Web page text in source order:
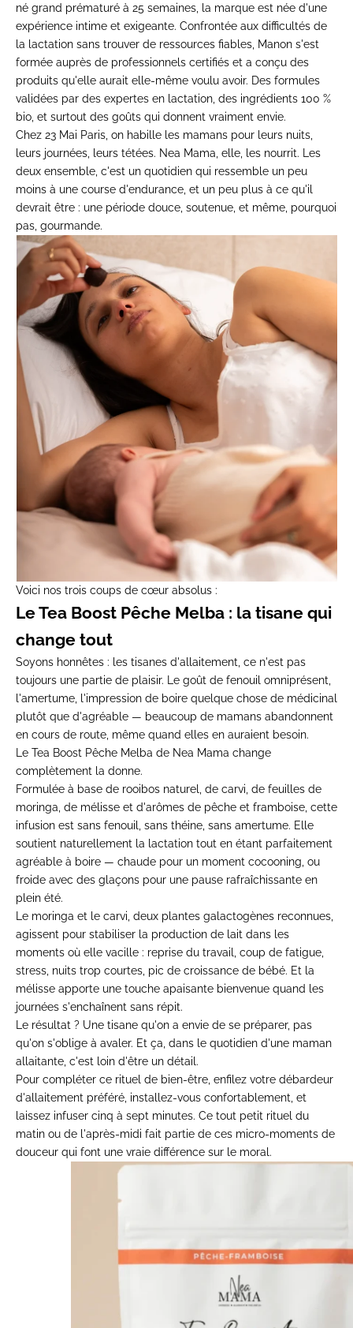
né grand prématuré à 25 semaines, la marque est née d'une
expérience intime et exigeante. Confrontée aux difficultés de
la lactation sans trouver de ressources fiables, Manon s'est
formée auprès de professionnels certifiés et a conçu des
produits qu'elle aurait elle-même voulu avoir. Des formules
validées par des expertes en lactation, des ingrédients 100 %
bio, et surtout des goûts qui donnent vraiment envie.
Chez 23 Mai Paris, on habille les mamans pour leurs nuits,
leurs journées, leurs tétées. Nea Mama, elle, les nourrit. Les
deux ensemble, c'est un quotidien qui ressemble un peu
moins à une course d'endurance, et un peu plus à ce qu'il
devrait être : une période douce, soutenue, et même, pourquoi
pas, gourmande.
Voici nos trois coups de cœur absolus :
Le Tea Boost Pêche Melba : la tisane qui
change tout
Soyons honnêtes : les tisanes d'allaitement, ce n'est pas
toujours une partie de plaisir. Le goût de fenouil omniprésent,
l'amertume, l'impression de boire quelque chose de médicinal
plutôt que d'agréable — beaucoup de mamans abandonnent
en cours de route, même quand elles en auraient besoin.
Le Tea Boost Pêche Melba de Nea Mama change
complètement la donne.
Formulée à base de rooibos naturel, de carvi, de feuilles de
moringa, de mélisse et d'arômes de pêche et framboise, cette
infusion est sans fenouil, sans théine, sans amertume. Elle
soutient naturellement la lactation tout en étant parfaitement
agréable à boire — chaude pour un moment cocooning, ou
froide avec des glaçons pour une pause rafraîchissante en
plein été.
Le moringa et le carvi, deux plantes galactogènes reconnues,
agissent pour stabiliser la production de lait dans les
moments où elle vacille : reprise du travail, coup de fatigue,
stress, nuits trop courtes, pic de croissance de bébé. Et la
mélisse apporte une touche apaisante bienvenue quand les
journées s'enchaînent sans répit.
Le résultat ? Une tisane qu'on a envie de se préparer, pas
qu'on s'oblige à avaler. Et ça, dans le quotidien d'une maman
allaitante, c'est loin d'être un détail.
Pour compléter ce rituel de bien-être, enfilez votre débardeur
d'allaitement préféré, installez-vous confortablement, et
laissez infuser cinq à sept minutes. Ce tout petit rituel du
matin ou de l'après-midi fait partie de ces micro-moments de
douceur qui font une vraie différence sur le moral.